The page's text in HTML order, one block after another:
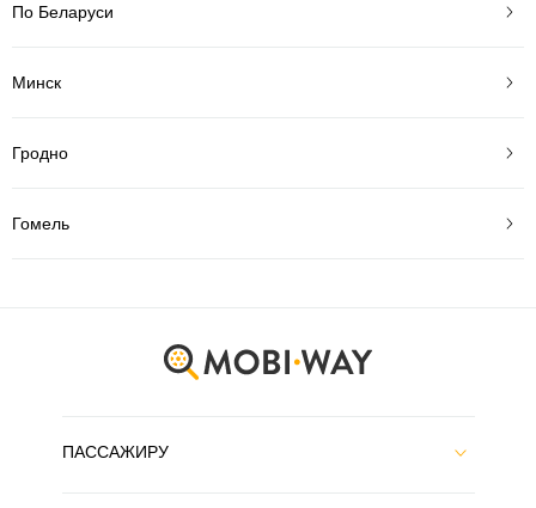
По Беларуси
Минск
Гродно
Гомель
ПАССАЖИРУ